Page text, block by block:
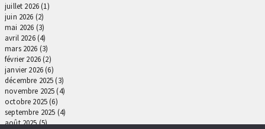
juillet 2026(1)
juin 2026 (2)
mai 2026 (3)
avril 2026(4)
mars 2026 (3)
février 2026(2)
janvier 2026(6)
décembre 2025(3)
novembre 2025(4)
octobre 2025(6)
septembre 2025 (4)
août 2025(5)